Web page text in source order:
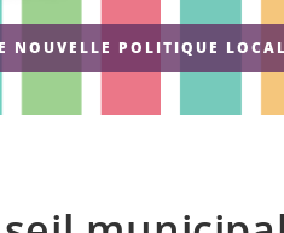
NOUVELLE POLITIQUE